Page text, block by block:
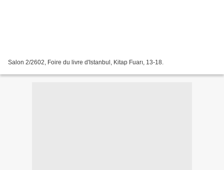
Salon 2/2602, Foire du livre d'Istanbul, Kitap Fuarı, 13-18.